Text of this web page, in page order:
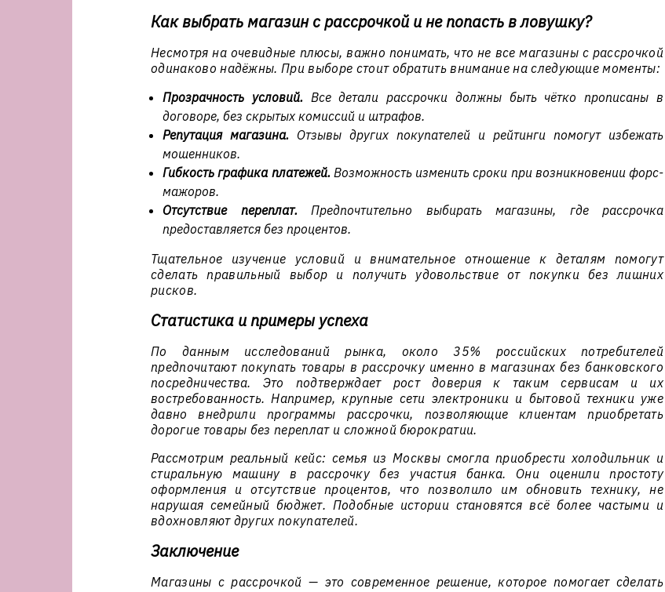
Как выбрать магазин с рассрочкой и не попасть в ловушку?
Несмотря на очевидные плюсы, важно понимать, что не все магазины с рассрочкой
одинаково надёжны. При выборе стоит обратить внимание на следующие моменты:
Прозрачность условий.Все детали рассрочки должны быть чётко прописаны в
договоре, без скрытых комиссий и штрафов.
Репутация магазина. Отзывы других покупателей и рейтинги помогут избежать
мошенников.
Гибкость графика платежей.Возможность изменить сроки при возникновении форс-
мажоров.
Отсутствие переплат.Предпочтительно выбирать магазины, где рассрочка
предоставляется без процентов.
Тщательное изучение условий и внимательное отношение к деталям помогут
сделать правильный выбор и получить удовольствие от покупки без лишних
рисков.
Статистика и примеры успеха
По данным исследований рынка, около 35% российских потребителей
предпочитают покупать товары в рассрочку именно в магазинах без банковского
посредничества. Это подтверждает рост доверия к таким сервисам и их
востребованность. Например, крупные сети электроники и бытовой техники уже
давно внедрили программы рассрочки, позволяющие клиентам приобретать
дорогие товары без переплат и сложной бюрократии.
Рассмотрим реальный кейс: семья из Москвы смогла приобрести холодильник и
стиральную машину в рассрочку без участия банка. Они оценили простоту
оформления и отсутствие процентов, что позволило им обновить технику, не
нарушая семейный бюджет. Подобные истории становятся всё более частыми и
вдохновляют других покупателей.
Заключение
Магазины с рассрочкой — это современное решение, которое помогает сделать